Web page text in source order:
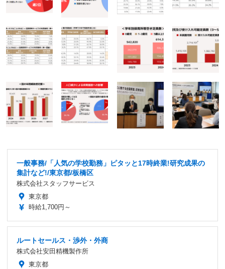
一般事務/「人気の学校勤務」ピタッと17時終業!研究成果の
集計など!/東京都/板橋区
株式会社スタッフサービス
東京都
時給1,700円～
ルートセールス・渉外・外商
株式会社安田精機製作所
東京都